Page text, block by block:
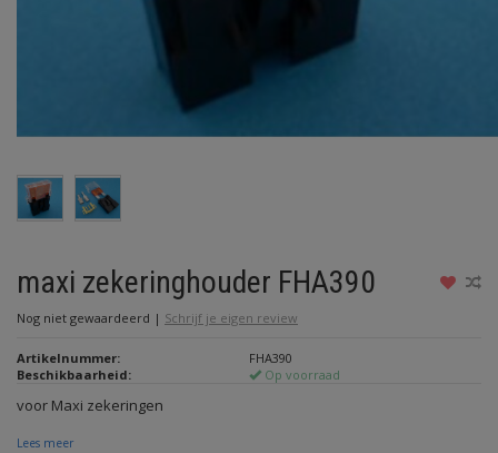
maxi zekeringhouder FHA390
Nog niet gewaardeerd | Schrijf je eigen review
Artikelnummer:
FHA390
Beschikbaarheid:
Op voorraad
voor Maxi zekeringen
Lees meer